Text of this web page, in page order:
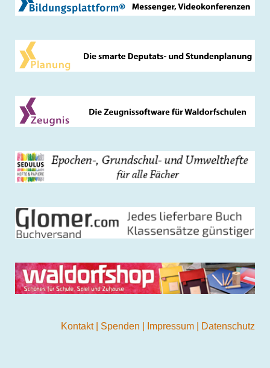
Kontakt Spenden Impressum Datenschutz